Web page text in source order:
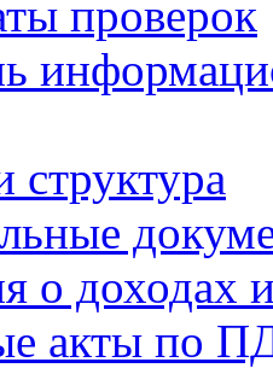
проверок
структура
о доходах
акты по